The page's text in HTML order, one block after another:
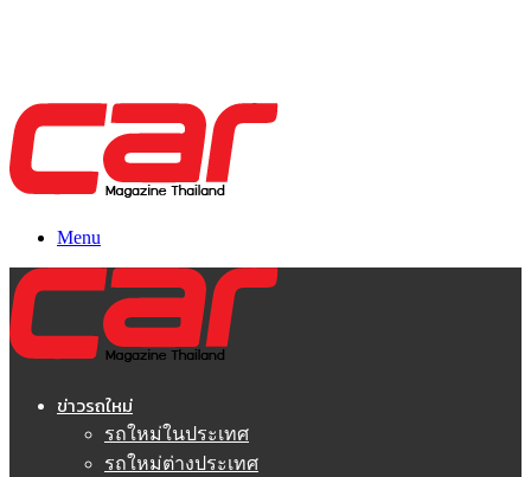
Menu
ข่าวรถใหม่
รถใหม่ในประเทศ
รถใหม่ต่างประเทศ